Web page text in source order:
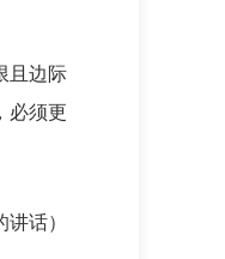
且边际
必须更
话）